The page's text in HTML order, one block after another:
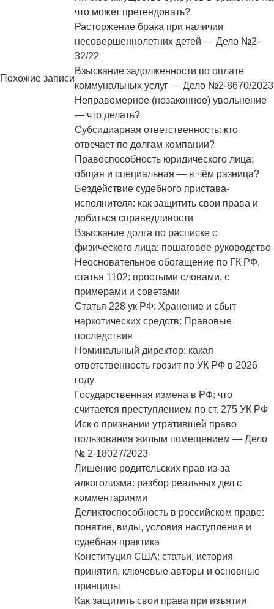
Похожие записи
что может претендовать?
Расторжение брака при наличии
несовершеннолетних детей — Дело №2-
32/22
Взыскание задолженности по оплате
коммунальных услуг — Дело №2-8670/2023
Неправомерное (незаконное) увольнение
— что делать?
Субсидиарная ответственность: кто
отвечает по долгам компании?
Правоспособность юридического лица:
общая и специальная — в чём разница?
Бездействие судебного пристава-
исполнителя: как защитить свои права и
добиться справедливости
Взыскание долга по расписке с
физического лица: пошаговое руководство
Неосновательное обогащение по ГК РФ,
статья 1102: простыми словами, с
примерами и советами
Статья 228 ук РФ: Хранение и сбыт
наркотических средств: Правовые
последствия
Номинальный директор: какая
ответственность грозит по УК РФ в 2026
году
Государственная измена в РФ: что
считается преступлением по ст. 275 УК РФ
Иск о признании утратившей право
пользования жилым помещением — Дело
№ 2-18027/2023
Лишение родительских прав из‑за
алкоголизма: разбор реальных дел с
комментариями
Деликтоспособность в российском праве:
понятие, виды, условия наступления и
судебная практика
Конституция США: статьи, история
принятия, ключевые авторы и основные
принципы
Как защитить свои права при изъятии